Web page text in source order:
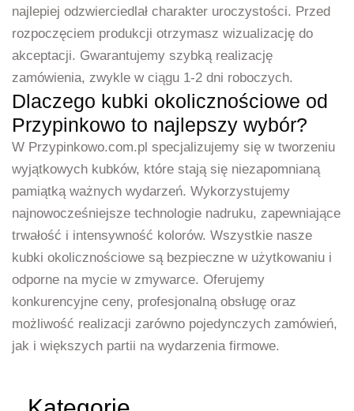
najlepiej odzwierciedlał charakter uroczystości. Przed
rozpoczęciem produkcji otrzymasz wizualizację do
akceptacji. Gwarantujemy szybką realizację
zamówienia, zwykle w ciągu 1-2 dni roboczych.
Dlaczego kubki okolicznościowe od
Przypinkowo to najlepszy wybór?
W Przypinkowo.com.pl specjalizujemy się w tworzeniu
wyjątkowych kubków, które stają się niezapomnianą
pamiątką ważnych wydarzeń. Wykorzystujemy
najnowocześniejsze technologie nadruku, zapewniające
trwałość i intensywność kolorów. Wszystkie nasze
kubki okolicznościowe są bezpieczne w użytkowaniu i
odporne na mycie w zmywarce. Oferujemy
konkurencyjne ceny, profesjonalną obsługę oraz
możliwość realizacji zarówno pojedynczych zamówień,
jak i większych partii na wydarzenia firmowe.